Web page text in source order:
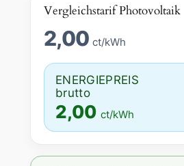
Vergleichstarif Photovoltaik
2,00 ct/kWh
ENERGIEPREIS
brutto
2,00ct/kWh